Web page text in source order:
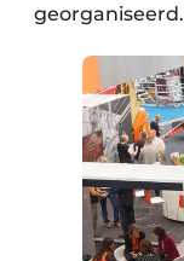
georganiseerd.